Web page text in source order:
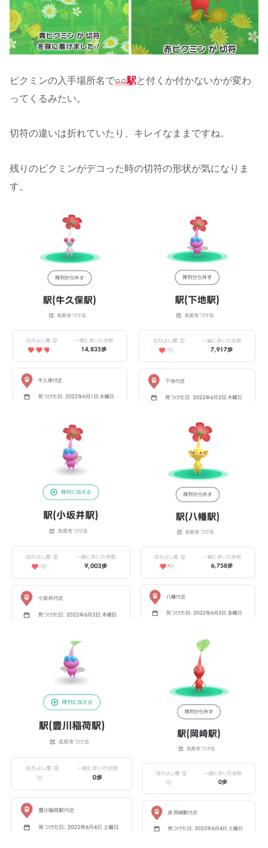
ピクミンの入手場所名で○○駅と付くか付かないかが変わ
ってくるみたい。
切符の違いは折れていたり、キレイなままですね。
残りのピクミンがデコった時の切符の形状が気になりま
す。